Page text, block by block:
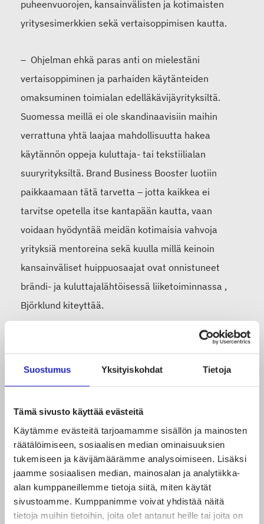
Suostumus Yksityiskohdat Tietoja
Tämä sivusto käyttää evästeitä
Käytämme evästeitä tarjoamamme sisällön ja mainosten
räätälöimiseen, sosiaalisen median ominaisuuksien
tukemiseen ja kävijämäärämme analysoimiseen. Lisäksi
jaamme sosiaalisen median, mainosalan ja analytiikka-
alan kumppaneillemme tietoja siitä, miten käytät
sivustoamme. Kumppanimme voivat yhdistää näitä
tietoja muihin tietoihin, joita olet antanut heille tai joita on
puheenvuorojen, kansainvälisten ja kotimaisten
yritysesimerkkien sekä vertaisoppimisen kautta.
– Ohjelman ehkä paras anti on mielestäni
vertaisoppiminen ja parhaiden käytänteiden
omaksuminen toimialan edelläkävijäyrityksiltä.
Suomessa meillä ei ole skandinaavisiin maihin
verrattuna yhtä laajaa mahdollisuutta hakea
käytännön oppeja kuluttaja- tai tekstiilialan
suuryrityksiltä. Brand Business Booster luotiin
paikkaamaan tätä tarvetta – jotta kaikkea ei
tarvitse opetella itse kantapään kautta, vaan
voidaan hyödyntää meidän kotimaisia vahvoja
yrityksiä mentoreina sekä kuulla millä keinoin
kansainväliset huippuosaajat ovat onnistuneet
brändi- ja kuluttajalähtöisessä liiketoiminnassa ,
Björklund kiteyttää.
Ohjelmaa ovat olleet suunnittelemassa sekä
Petteri Masalin, Nanson toimitusjohtaja
Holmberg, yrittäjä Liisa HäkliOmmelliselta sekä
hallitusammattilainenSanna Suvanto-Harsaae.
Ohjelman toteutusta ovat tukemassa kumppaneina
EIT Culture & Creativity, DSV sekä Roschier.